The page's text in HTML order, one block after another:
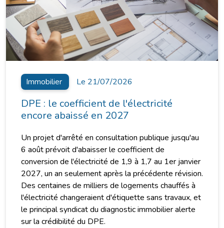
Immobilier Le 21/07/2026
DPE : le coefficient de l'électricité
encore abaissé en 2027
Un projet d'arrêté en consultation publique jusqu'au
6 août prévoit d'abaisser le coefficient de
conversion de l'électricité de 1,9 à 1,7 au 1er janvier
2027, un an seulement après la précédente révision.
Des centaines de milliers de logements chauffés à
l'électricité changeraient d'étiquette sans travaux, et
le principal syndicat du diagnostic immobilier alerte
sur la crédibilité du DPE.